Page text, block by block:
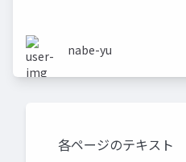
nabe-yu
各ページのテキスト